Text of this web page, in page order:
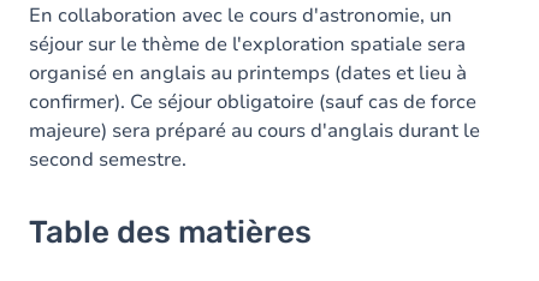
En collaboration avec le cours d'astronomie, un
séjour sur le thème de l'exploration spatiale sera
organisé en anglais au printemps (dates et lieu à
confirmer). Ce séjour obligatoire (sauf cas de force
majeure) sera préparé au cours d'anglais durant le
second semestre.
Table des matières